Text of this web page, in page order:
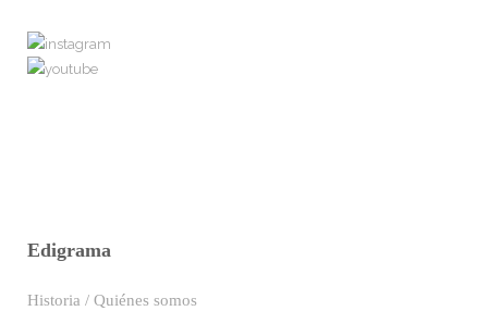
Edigrama
Historia / Quiénes somos